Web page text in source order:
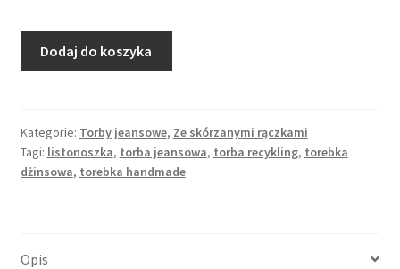
Dodaj do koszyka
Kategorie: Torby jeansowe, Ze skórzanymi rączkami
Tagi: listonoszka, torba jeansowa, torba recykling, torebka
dżinsowa, torebka handmade
Opis